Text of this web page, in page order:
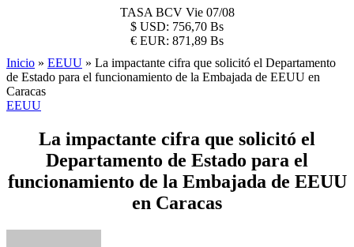
TASA BCV Vie 07/08
$ USD: 756,70 Bs
€ EUR: 871,89 Bs
Inicio » EEUU » La impactante cifra que solicitó el Departamento
de Estado para el funcionamiento de la Embajada de EEUU en
Caracas
EEUU
La impactante cifra que solicitó el
Departamento de Estado para el
funcionamiento de la Embajada de EEUU
en Caracas